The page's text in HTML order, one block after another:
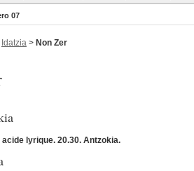
07
Idatzia > Non Zer
acide lyrique. 20.30. Antzokia.